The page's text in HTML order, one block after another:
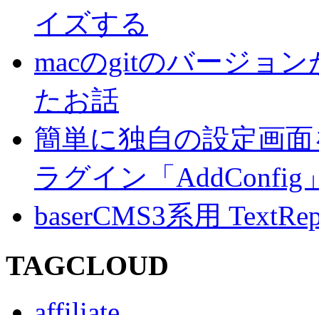
イズする
macのgitのバージョ
たお話
簡単に独自の設定画
ラグイン「AddConfig
baserCMS3系用
TAGCLOUD